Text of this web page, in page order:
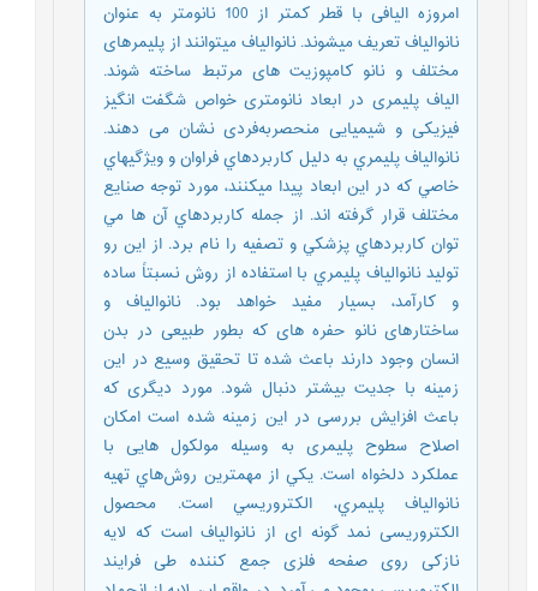
امروزه الیافی با قطر کمتر از 100 نانومتر به عنوان
نانوالیاف تعریف میشوند. نانوالیاف میتوانند از پلیمرهای
مختلف و نانو کامپوزیت های مرتبط ساخته شوند.
الیاف پلیمری در ابعاد نانومتری خواص شگفت انگیز
فیزیکی و شیمیایی منحصربه‌فردی نشان می دهند.
نانوالياف پليمري به دليل كاربردهاي فراوان و ويژگيهاي
خاصي كه در اين ابعاد پيدا ميكنند، مورد توجه صنايع
مختلف قرار گرفته اند. از جمله كاربردهاي آن ها مي
توان كاربردهاي پزشكي و تصفيه را نام برد. از اين رو
توليد نانوالياف پليمري با استفاده از روش نسبتاً ساده
و كارآمد، بسيار مفيد خواهد بود. نانوالیاف و
ساختارهای نانو حفره های که بطور طبیعی در بدن
انسان وجود دارند باعث شده تا تحقیق وسیع در این
زمینه با جدیت بیشتر دنبال شود. مورد دیگری که
باعث افزایش بررسی در این زمینه شده است امکان
اصلاح سطوح پلیمری به وسیله مولکول هایی با
عملکرد دلخواه است. يکي از مهمترين روش‌هاي تهیه
نانوالياف پليمري، الکتروريسي است. محصول
الکتروریسی نمد گونه ای از نانوالیاف است که لایه
نازکی روی صفحه فلزی جمع کننده طی فرایند